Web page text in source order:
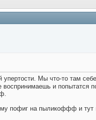
упертости. Мы что-то там
воспринимаешь и попытатся
пофиг на пыликоффф и тут